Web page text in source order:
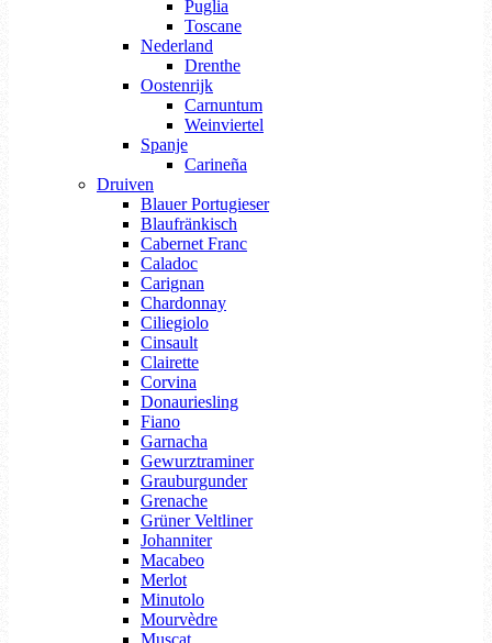
Puglia
Toscane
Nederland
Drenthe
Oostenrijk
Carnuntum
Weinviertel
Spanje
Carineña
Druiven
Blauer Portugieser
Blaufränkisch
Cabernet Franc
Caladoc
Carignan
Chardonnay
Ciliegiolo
Cinsault
Clairette
Corvina
Donauriesling
Fiano
Garnacha
Gewurztraminer
Grauburgunder
Grenache
Grüner Veltliner
Johanniter
Macabeo
Merlot
Minutolo
Mourvèdre
Muscat